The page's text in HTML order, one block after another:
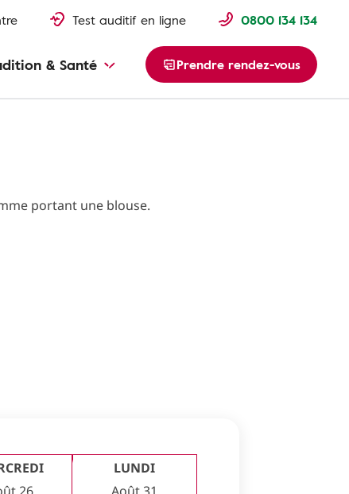
Test auditif en ligne 0800 134 134
& Santé Prendre rendez-vous
26
LUNDI
Août 31